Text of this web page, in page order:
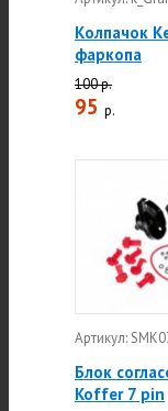
Колпачок
фаркопа
100 р.
95 р.
Артикул:
Блок
Koffer 7 pin